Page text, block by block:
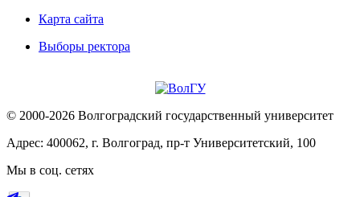
Карта сайта
Выборы ректора
© 2000-2026 Волгоградский государственный университет
Адрес: 400062, г. Волгоград, пр-т Университетский, 100
Мы в соц. сетях